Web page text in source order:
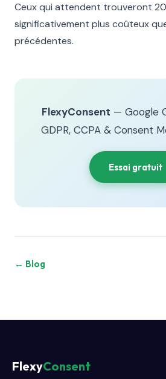
Ceux qui attendent trouveront
significativement plus coûteux
précédentes.
FlexyConsent — Google
GDPR, CCPA & Consent
Essai gratuit
← Blog
FlexyConsent